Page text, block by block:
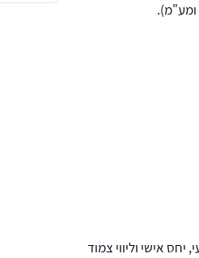
ומע"מ).
אישי וליווי צמוד